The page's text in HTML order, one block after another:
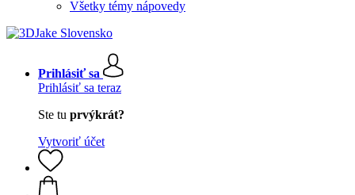
Všetky témy nápovedy
Prihlásiť sa
Prihlásiť sa teraz
Ste tu prvýkrát?
Vytvoriť účet